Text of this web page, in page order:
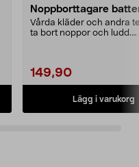
Noppborttagare
Vårda kläder och andra
ta bort noppor och ludd.
149,90
Lägg i varukorg